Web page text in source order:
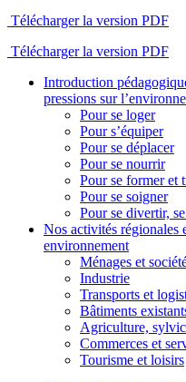
Télécharger la version PDF
Télécharger la version PDF
Introduction
pressions sur
Pour se loger
Pour s’équiper
Pour se déplacer
Pour se nourrir
Pour se former et
Pour se soigner
Pour se divertir,
Nos activités régionales
environnement
Ménages et
Industrie
Transports et
Bâtiments
Agriculture,
Commerces et
Tourisme et loisirs